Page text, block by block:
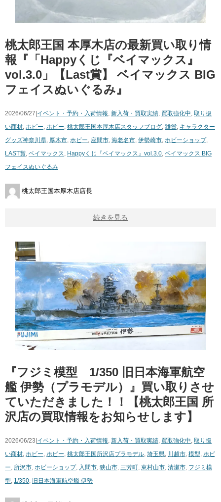
桃太郎王国 本厚木店の最新買い取り情
報『「Happyくじ『ベイマックス』
vol.3.0」【Last賞】 ベイマックス BIG
フェイスぬいぐるみ』
2026/06/27|イベント・予約・入荷情報 新入荷・買取実績 買取強化中 取り扱
い商材 ホビー ホビー 桃太郎王国本厚木店スタッフブログ 雑貨 キャラクター
グッズ神奈川県 厚木市 ホビー 座間市 海老名市 伊勢崎市 ホビーショップ,
LAST賞 ベイマックス Happyくじ『ベイマックス』vol.3.0 ベイマックス BIG
フェイスぬいぐるみ
桃太郎王国本厚木店店長
続きを見る
『フジミ模型 1/350 旧日本海軍航空
艦 伊勢（プラモデル）』買い取りさせ
ていただきました！！【桃太郎王国 所
沢店の買取情報をお知らせします】
2026/06/23| イベント・予約・入荷情報, 新入荷・買取実績, 買取強化中, 取り扱
い商材, ホビー, ホビー, 桃太郎王国所沢店プラモデル, 埼玉県, 川越市, 模型, ホビ
ー, 所沢市, ホビーショップ, 入間市, 狭山市, 三芳町, 東村山市, 清瀬市, フジミ模
型, 1/350, 旧日本海軍航空艦 伊勢